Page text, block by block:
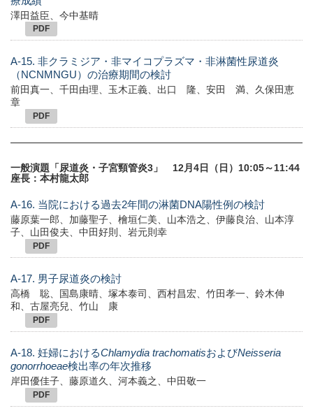
澤田益臣、今中基晴
PDF
A-15. 非クラミジア・非マイコプラズマ・非淋菌性尿道炎
（NCNMNGU）の治療期間の検討
前田真一、千田由理、玉木正義、出口 隆、安田 満、久保田恵
章
PDF
一般演題「尿道炎・子宮頸管炎3」 12月4日（日）10:05～11:44
座長：本村龍太郎
A-16. 当院における過去2年間の淋菌DNA陽性例の検討
藤原葉一郎、加藤聖子、檜垣仁美、山本浩之、伊藤良治、山本淳
子、山田俊夫、中田好則、岩元則幸
PDF
A-17. 男子尿道炎の検討
高橋 聡、国島康晴、塚本泰司、西村昌宏、竹田孝一、鈴木伸
和、古屋亮兒、竹山 康
PDF
A-18. 妊婦におけるChlamydia trachomatisおよびNeisseria
gonorrhoeae検出率の年次推移
岸田優佳子、藤原道久、河本義之、中田敬一
PDF